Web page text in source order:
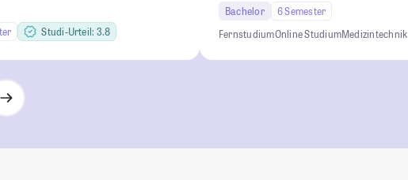
Studi-Urteil: 3.8
Bachelor
6 Semester
FernstudiumOnline StudiumMedizintechnik